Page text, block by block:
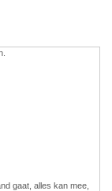
gaat, alles kan mee,